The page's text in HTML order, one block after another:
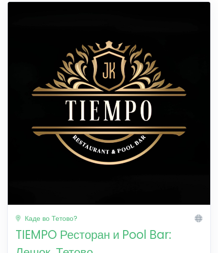
Каде во Тетово?
TIEMPO Ресторан и Pool Bar: